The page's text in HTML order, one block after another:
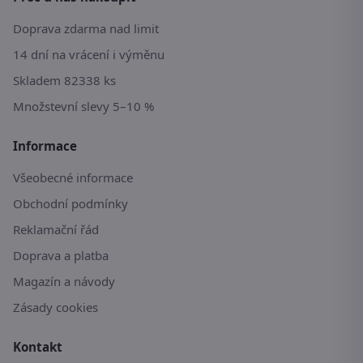
Doprava zdarma nad limit
14 dní na vrácení i výměnu
Skladem 82338 ks
Množstevní slevy 5–10 %
Informace
Všeobecné informace
Obchodní podmínky
Reklamační řád
Doprava a platba
Magazín a návody
Zásady cookies
Kontakt